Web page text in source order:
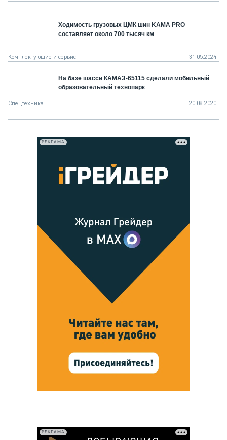
Ходимость грузовых ЦМК шин KAMA PRO
составляет около 700 тысяч км
Комплектующие и сервис 31.05.2024
На базе шасси КАМАЗ-65115 сделали мобильный
образовательный технопарк
Спецтехника 20.08.2020
РЕКЛАМА
РЕКЛАМА